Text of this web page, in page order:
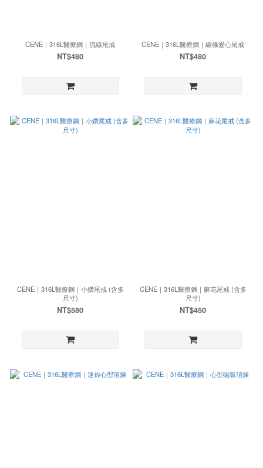
CENE｜316L醫療鋼｜流線尾戒
NT$480
CENE｜316L醫療鋼｜線條愛心尾戒
NT$480
CENE｜316L醫療鋼｜小鑽尾戒 (含多
尺寸)
NT$580
CENE｜316L醫療鋼｜麻花尾戒 (含多
尺寸)
NT$450